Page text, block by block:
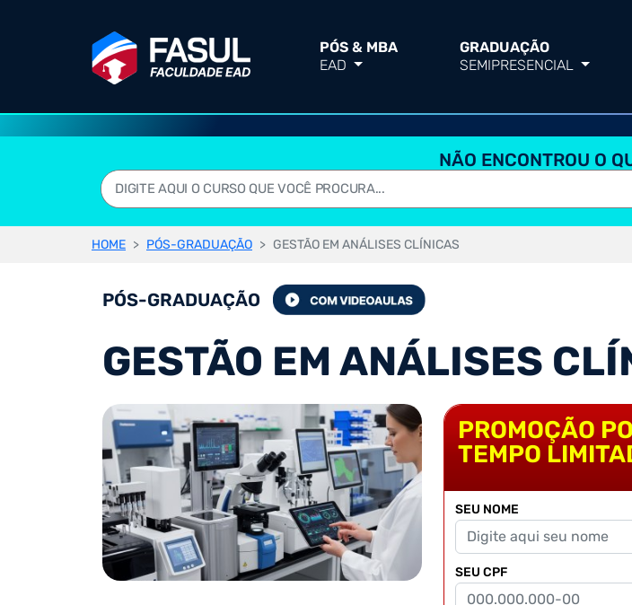
PÓS & MBA
EAD
GRADUAÇÃO
SEMIPRESENCIAL
NÃO ENCONTROU O
HOME PÓS-GRADUAÇÃO GESTÃO EM ANÁLISES CLÍNICAS
PÓS-GRADUAÇÃO
GESTÃO EM ANÁLISES
PROMOÇÃO
TEMPO
SEU NOME
SEU CPF